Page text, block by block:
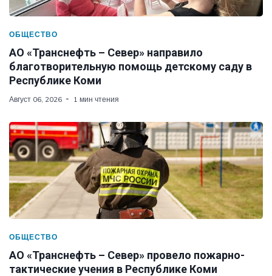
ОБЩЕСТВО
АО «Транснефть – Север» направило
благотворительную помощь детскому саду в
Республике Коми
Август 06, 2026 1 мин чтения
ОБЩЕСТВО
АО «Транснефть – Север» провело пожарно-
тактические учения в Республике Коми